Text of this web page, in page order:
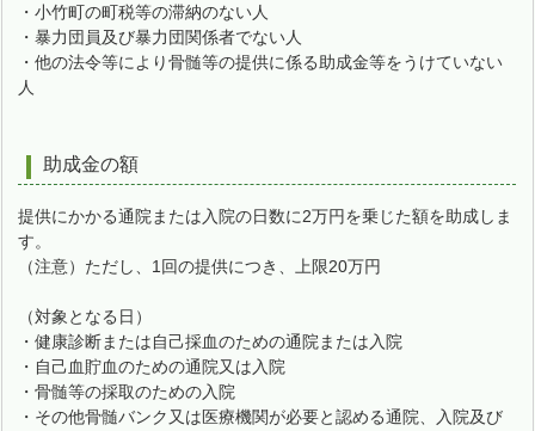
・小竹町の町税等の滞納のない人
・暴力団員及び暴力団関係者でない人
・他の法令等により骨髄等の提供に係る助成金等をうけていない
人
助成金の額
提供にかかる通院または入院の日数に2万円を乗じた額を助成しま
す。
（注意）ただし、1回の提供につき、上限20万円
（対象となる日）
・健康診断または自己採血のための通院または入院
・自己血貯血のための通院又は入院
・骨髄等の採取のための入院
・その他骨髄バンク又は医療機関が必要と認める通院、入院及び